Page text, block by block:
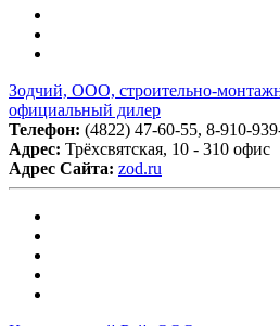
Зодчий, ООО, строительно-
официальный дилер
Телефон: (4822) 47-60-55, 8-910-
Адрес: Трёхсвятская, 10 - 310 офис
Адрес Сайта: zod.ru